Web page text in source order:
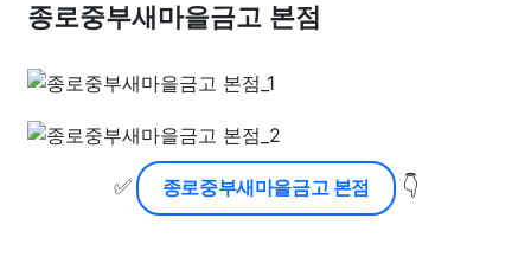
종로중부새마을금고 본점
✅ 종로중부새마을금고 본점 👇